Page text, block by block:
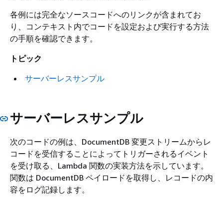
各例には完全なソースコードへのリンクが含まれてお
り、コンテキスト内でコードを設定および実行する方法
の手順を確認できます。
トピック
サーバーレスサンプル
サーバーレスサンプル
次のコードの例は、DocumentDB 変更ストリームからレ
コードを受信することによってトリガーされるイベント
を受け取る、Lambda 関数の実装方法を示しています。
関数は DocumentDB ペイロードを取得し、レコードの内
容をログ記録します。